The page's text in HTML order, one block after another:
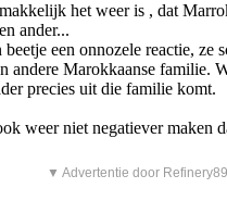
het weer is , dat
ander...
een onnozele reactie, ze
andere Marokkaanse familie.
precies uit die familie komt.
weer niet negatiever maken
▼ Advertentie door Refinery89